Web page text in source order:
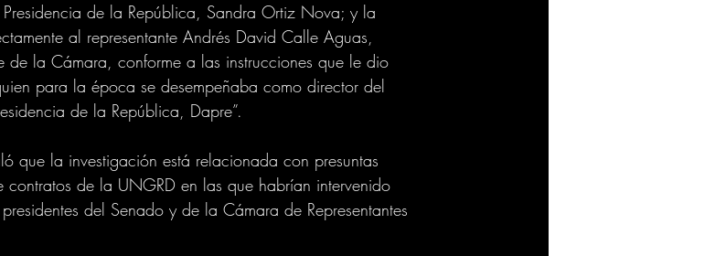
de la República, Sandra Ortiz Nova; y la
al representante Andrés David Calle Aguas,
de la Cámara, conforme a las instrucciones que le dio
para la época se desempeñaba como director del
de la República, Dapre”.
que la investigación está relacionada con presuntas
de la UNGRD en las que habrían intervenido
del Senado y de la Cámara de Representantes